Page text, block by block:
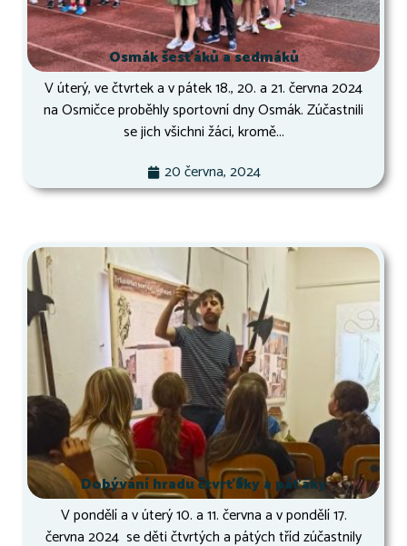
Osmák šesťáků a sedmáků
V úterý, ve čtvrtek a v pátek 18., 20. a 21. června 2024
na Osmičce proběhly sportovní dny Osmák. Zúčastnili
se jich všichni žáci, kromě...
20 června, 2024
Dobývání hradu čtvrťáky a páťáky
V pondělí a v úterý 10. a 11. června a v pondělí 17.
června 2024 se děti čtvrtých a pátých tříd zúčastnily